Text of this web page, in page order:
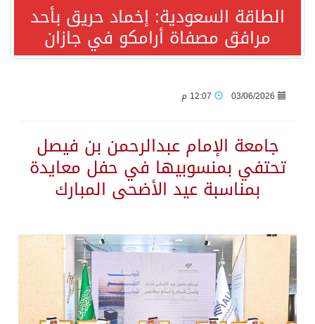
سمو وزير الخارجية : اتفاقية مكة تعكس الإرادة السياسية لحماية أمن المنطقة
الطاقة السعودية: إخماد حريق بأحد
مرافق مصفاة أرامكو في جازان
03/06/2026
جامعة الإمام عبدالرحمن بن فيصل
تحتفي بمنسوبيها في حفل معايدة
بمناسبة عيد الأضحى المبارك